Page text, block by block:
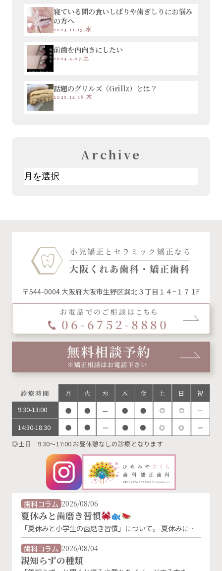
寝ている間の食いしばりや歯ぎしりにお悩み
の方へ
2024.11.13.水
前歯を内向きにしたい
2024.4.27.土
話題のグリルズ（Grillz）とは？
2025.12.18.木
Archive
ア
〒544-0004 大阪府大阪市生野区巽北３丁目１４−１７ 1F
9:30-13:00
14:30-18:30
◎土日 9:30～17:00 お昼休憩なしの診療となります
歯科コラム 2026/08/06
夏休みと歯磨き習慣
「夏休みと小学生の歯磨き習慣」について。 夏休みに入
り、生活リズムが変わることで、歯磨きの習慣が乱れがち
になります。特に朝の歯磨きは、「朝ごはんを食べないか
ら」「外に出かけないから」といった理由で忘れやすくな
るものです。 しかし、夏休み中でもむし歯菌は活発に活
歯科コラム 2026/08/04
親知らずの種類